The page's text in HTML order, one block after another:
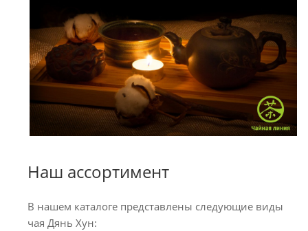
Наш ассортимент
В нашем каталоге представлены следующие виды
чая Дянь Хун: